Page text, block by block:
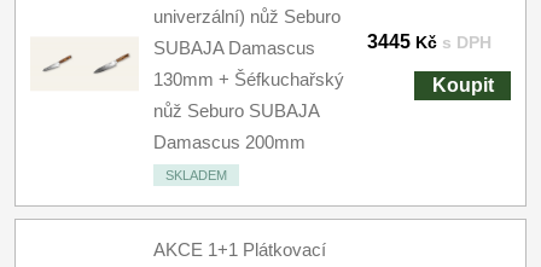
univerzální) nůž Seburo
SUBAJA Damascus
130mm + Šéfkuchařský
nůž Seburo SUBAJA
Damascus 200mm
SKLADEM
3445 Kč s DPH
Koupit
AKCE 1+1 Plátkovací